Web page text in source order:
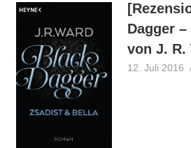
Dagger
von J. R.
12. Juli 2016